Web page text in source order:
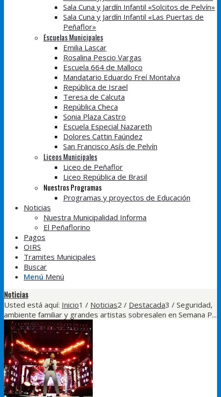
Sala Cuna y Jardín Infantil «Solcitos de Pelvín»
Sala Cuna y Jardín Infantil «Las Puertas de
Peñaflor»
Escuelas Municipales
Emilia Lascar
Rosalina Pescio Vargas
Escuela 664 de Malloco
Mandatario Eduardo Freí Montalva
República de Israel
Teresa de Calcuta
República Checa
Sonia Plaza Castro
Escuela Especial Nazareth
Dolores Cattin Faúndez
San Francisco Asís de Pelvín
Liceos Municipales
Liceo de Peñaflor
Liceo República de Brasil
Nuestros Programas
Programas y proyectos de Educación
Noticias
Nuestra Municipalidad Informa
El Peñaflorino
Pagos
OIRS
Tramites Municipales
Buscar
Menú Menú
Noticias
Usted está aquí: Inicio1 / Noticias2 / Destacada3 / Seguridad,
ambiente familiar y grandes artistas sobresalen en Semana P...